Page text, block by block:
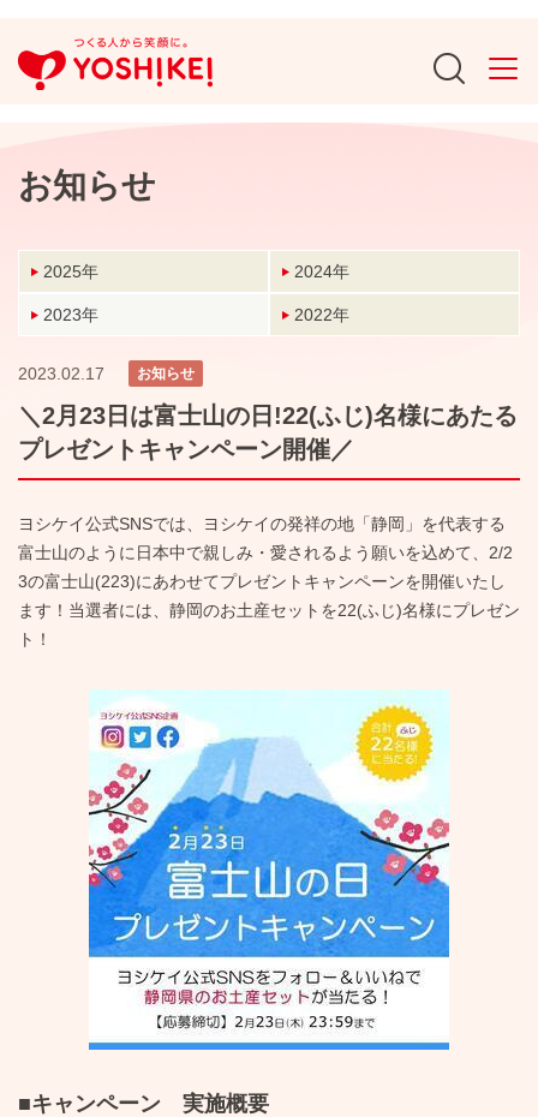
お知らせ
2025年 2024年
2023年 2022年
2023.02.17 お知らせ
＼2月23日は富士山の日!22(ふじ)名様にあたる
プレゼントキャンペーン開催／
ヨシケイ公式SNSでは、ヨシケイの発祥の地「静岡」を代表する
富士山のように日本中で親しみ・愛されるよう願いを込めて、2/2
3の富士山(223)にあわせてプレゼントキャンペーンを開催いたし
ます！当選者には、静岡のお土産セットを22(ふじ)名様にプレゼン
ト！
■キャンペーン 実施概要